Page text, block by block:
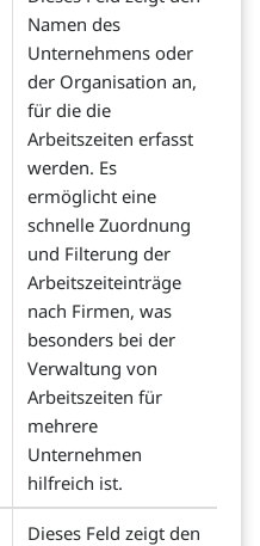
Namen des
Unternehmens oder
der Organisation an,
für die die
Arbeitszeiten erfasst
werden. Es
ermöglicht eine
schnelle Zuordnung
und Filterung der
Arbeitszeiteinträge
nach Firmen, was
besonders bei der
Verwaltung von
Arbeitszeiten für
mehrere
Unternehmen
hilfreich ist.
Dieses Feld zeigt den